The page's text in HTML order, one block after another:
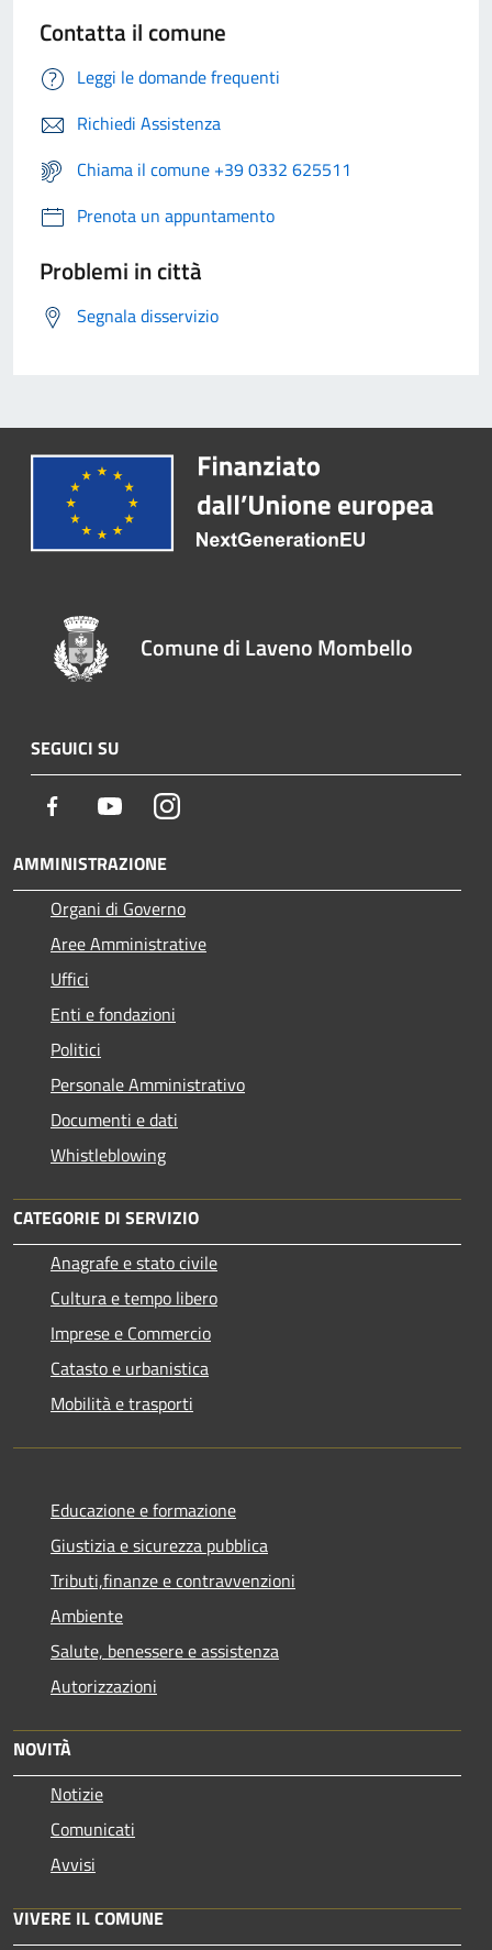
Contatta il comune
Leggi le domande frequenti
Richiedi Assistenza
Chiama il comune +39 0332 625511
Prenota un appuntamento
Problemi in città
Segnala disservizio
Comune di Laveno Mombello
SEGUICI SU
Facebook YoutubeInstagram
AMMINISTRAZIONE
Organi di Governo
Aree Amministrative
Uffici
Enti e fondazioni
Politici
Personale Amministrativo
Documenti e dati
Whistleblowing
CATEGORIE DI SERVIZIO
Anagrafe e stato civile
Cultura e tempo libero
Imprese e Commercio
Catasto e urbanistica
Mobilità e trasporti
Educazione e formazione
Giustizia e sicurezza pubblica
Tributi,finanze e contravvenzioni
Ambiente
Salute, benessere e assistenza
Autorizzazioni
NOVITÀ
Notizie
Comunicati
Avvisi
VIVERE IL COMUNE